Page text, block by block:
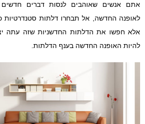
אתם אנשים שאוהבים לנסות דברים חדשים
לאופנה החדשה, אל תבחרו דלתות סטנדרטיות
אלא חפשו את הדלתות החדשניות שזה עתה
להיות האופנה החדשה בענף הדלתות.